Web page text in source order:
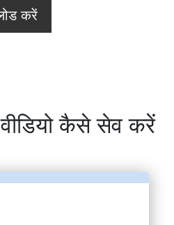
करें
कैसे सेव करें